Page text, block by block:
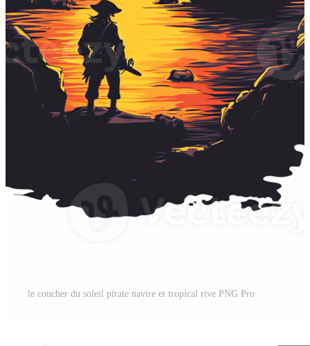
le coucher du soleil pirate navire et tropical rive PNG Pro